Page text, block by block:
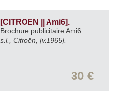
[CITROEN || Ami6].
Brochure publicitaire Ami6.
s.l., Citroën, [v.1965].
30 €